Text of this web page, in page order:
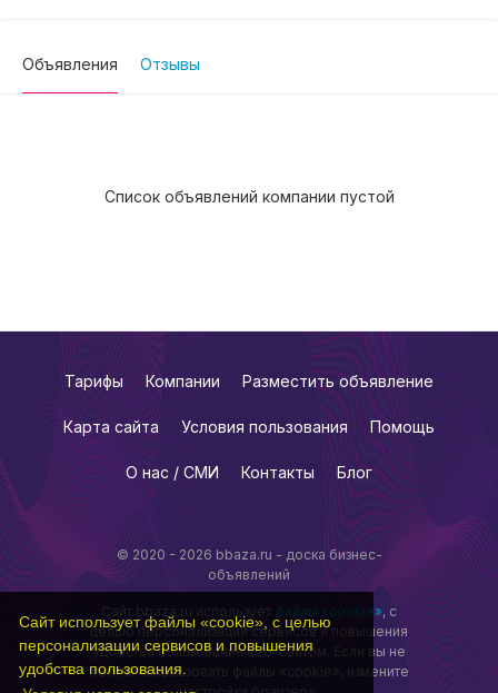
Сайт использует файлы «cookie», с целью
персонализации сервисов и повышения
удобства пользования.
Объявления Отзывы
Список объявлений компании пустой
© 2020 - 2026 bbaza.ru - доска бизнес-
объявлений
Сайт bbaza.ru использует файлы «cookie», с
целью персонализации сервисов и повышения
удобства пользования веб-сайтом. Если вы не
хотите использовать файлы «cookie», измените
Тарифы Компании Разместить объявление
Карта сайта Условия пользования Помощь
О нас / СМИ Контакты Блог